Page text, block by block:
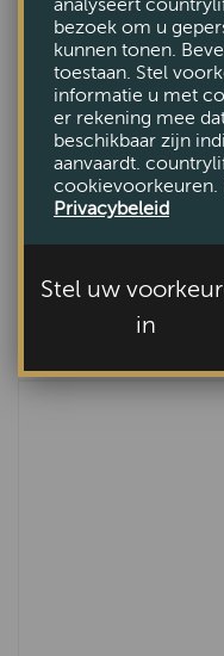
Collonil Wax
analyseert
bezoek om u
kunnen tonen.
toestaan. Stel
informatie u met
er rekening mee
beschikbaar zijn
aanvaardt.
cookievoorkeuren.
Privacybeleid
Stel uw
in